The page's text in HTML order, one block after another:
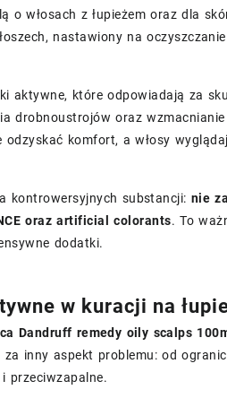
o włosach z łupieżem oraz dla
nastawiony na
aktywne, które odpowiadają za
drobnoustrojów oraz
odzyskać komfort, a włosy
kontrowersyjnych substancji: nie
oraz artificial colorants. To
dodatki.
w kuracji na
Dandruff remedy oily scalps
inny aspekt problemu: od
przeciwzapalne.